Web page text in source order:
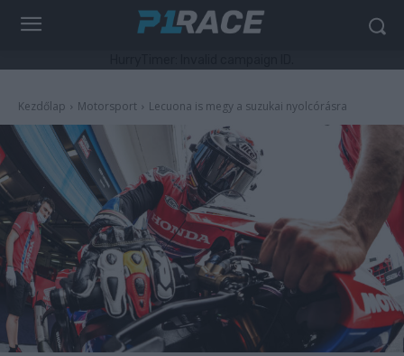
Kezdőlap Motorsport Lecuona is megy a suzukai nyolcórásra